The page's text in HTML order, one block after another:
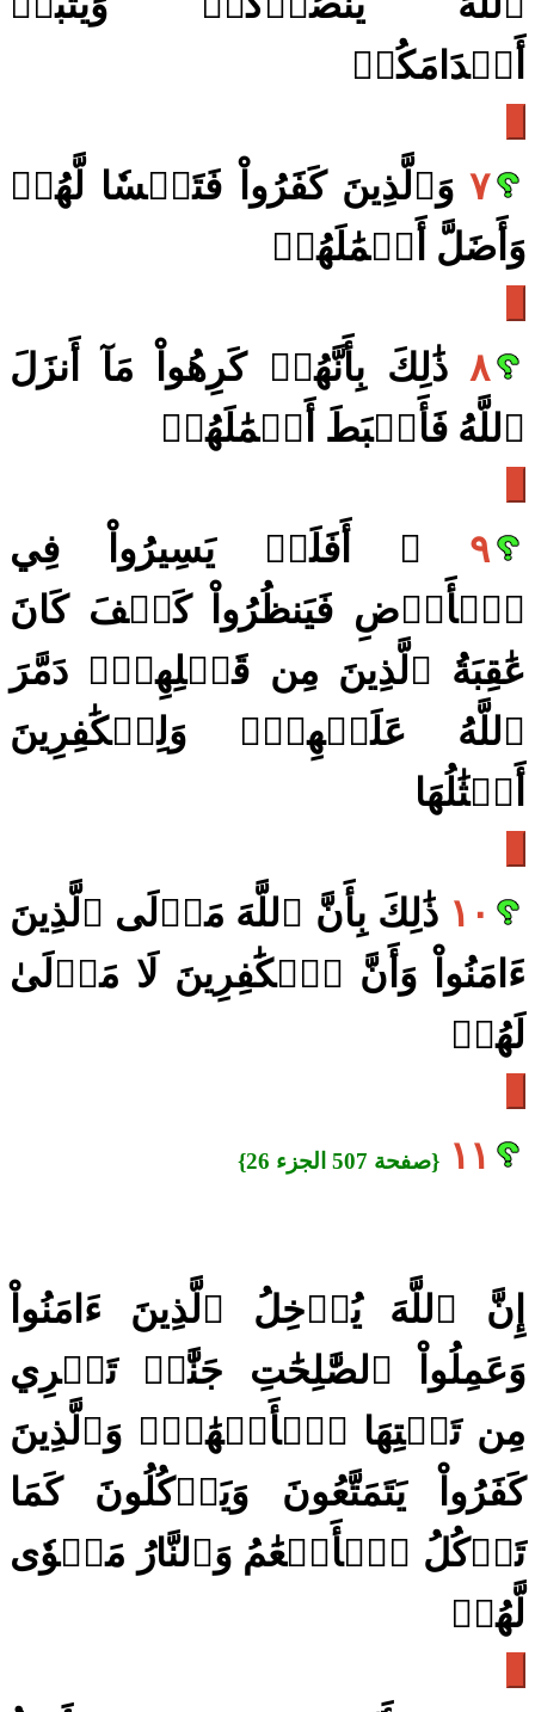
أَقۡدَامَكُمۡ
٧ وَٱلَّذِينَ كَفَرُواْ فَتَعۡسٗا لَّهُمۡ
وَأَضَلَّ أَعۡمَٰلَهُمۡ
٨ ذَٰلِكَ بِأَنَّهُمۡ كَرِهُواْ مَآ أَنزَلَ
ٱللَّهُ فَأَحۡبَطَ أَعۡمَٰلَهُمۡ
٩ ۞ أَفَلَمۡ يَسِيرُواْ فِي
ٱلۡأَرۡضِ فَيَنظُرُواْ كَيۡفَ كَانَ
عَٰقِبَةُ ٱلَّذِينَ مِن قَبۡلِهِمۡۖ دَمَّرَ
ٱللَّهُ عَلَيۡهِمۡۖ وَلِلۡكَٰفِرِينَ
أَمۡثَٰلُهَا
١٠ ذَٰلِكَ بِأَنَّ ٱللَّهَ مَوۡلَى ٱلَّذِينَ
ءَامَنُواْ وَأَنَّ ٱلۡكَٰفِرِينَ لَا مَوۡلَىٰ
لَهُمۡ
١١ {صفحة 507 الجزء 26}
إِنَّ ٱللَّهَ يُدۡخِلُ ٱلَّذِينَ ءَامَنُواْ
وَعَمِلُواْ ٱلصَّٰلِحَٰتِ جَنَّٰتٖ تَجۡرِي
مِن تَحۡتِهَا ٱلۡأَنۡهَٰرُۖ وَٱلَّذِينَ
كَفَرُواْ يَتَمَتَّعُونَ وَيَأۡكُلُونَ كَمَا
تَأۡكُلُ ٱلۡأَنۡعَٰمُ وَٱلنَّارُ مَثۡوٗى
لَّهُمۡ